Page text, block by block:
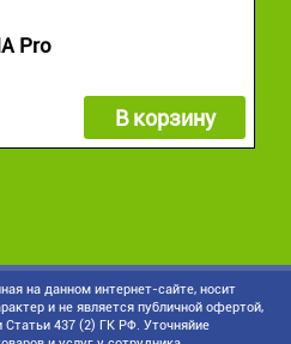
Pro
В корзину
на данном интернет-сайте, носит
и не является публичной офертой,
437 (2) ГК РФ. Уточняйие